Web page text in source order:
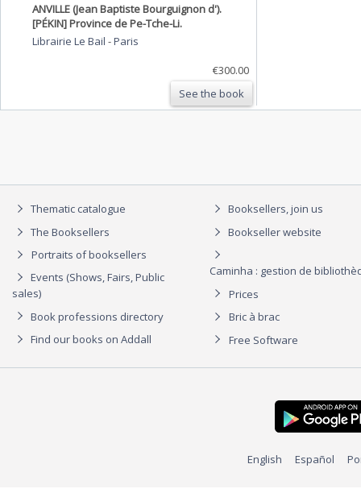
ANVILLE (Jean Baptiste Bourguignon d').
[PÉKIN] Province de Pe-Tche-Li.
Librairie Le Bail -Paris
€300.00
See the book
Thematic catalogue
The Booksellers
Portraits of booksellers
Events (Shows, Fairs, Public
sales)
Book professions directory
Find our books on Addall
Booksellers, join us
Bookseller website
Caminha : gestion de
Prices
Bric à brac
Free Software
English Español